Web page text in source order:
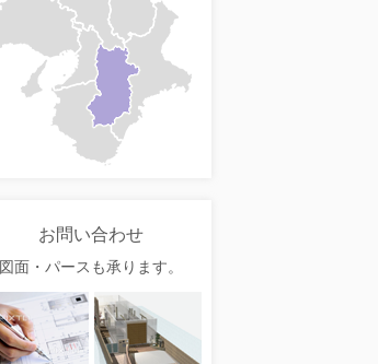
お問い合わせ
図面・パースも承ります。